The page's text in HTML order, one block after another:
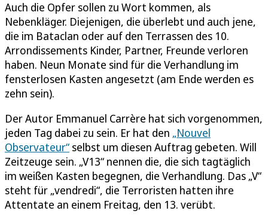
Auch die Opfer sollen zu Wort kommen, als
Nebenkläger. Diejenigen, die überlebt und auch jene,
die im Bataclan oder auf den Terrassen des 10.
Arrondissements Kinder, Partner, Freunde verloren
haben. Neun Monate sind für die Verhandlung im
fensterlosen Kasten angesetzt (am Ende werden es
zehn sein).
Der Autor Emmanuel Carrère hat sich vorgenommen,
jeden Tag dabei zu sein. Er hat den „Nouvel
Observateur“ selbst um diesen Auftrag gebeten. Will
Zeitzeuge sein. „V13“ nennen die, die sich tagtäglich
im weißen Kasten begegnen, die Verhandlung. Das „V“
steht für „vendredi“, die Terroristen hatten ihre
Attentate an einem Freitag, den 13. verübt.